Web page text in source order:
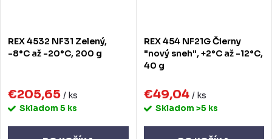
REX 4532 NF31 Zelený,
-8°C až -20°C, 200 g
€205,65 / ks
Skladom 5 ks
REX 454 NF21G Čierny
"nový sneh", +2°C až -12°C,
40 g
€49,04 / ks
Skladom >5 ks